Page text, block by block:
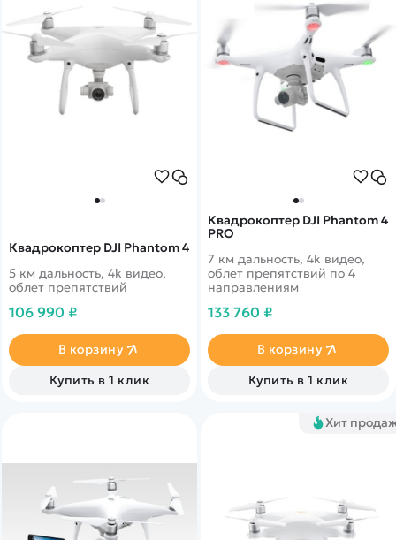
Квадрокоптер DJI Phantom 4
5 км дальность, 4k видео,
облет препятствий
106 990 ₽
В корзину
Купить в 1 клик
Квадрокоптер DJI Phantom 4
PRO
7 км дальность, 4k видео,
облет препятствий по 4
направлениям
133 760 ₽
В корзину
Купить в 1 клик
Хит